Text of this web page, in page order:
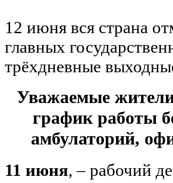
12 июня вся страна
главных
трёхдневные
Уважаемые
график работы
амбулаторий,
11 июня, – рабочий